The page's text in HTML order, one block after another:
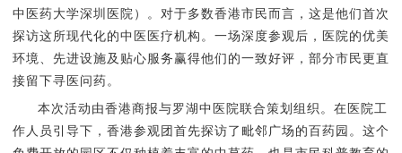
中医药大学深圳医院）。对于多数香港市民而言，这是他们首次
探访这所现代化的中医医疗机构。一场深度参观后，医院的优美
环境、先进设施及贴心服务赢得他们的一致好评，部分市民更直
接留下寻医问药。
本次活动由香港商报与罗湖中医院联合策划组织。在医院工
作人员引导下，香港参观团首先探访了毗邻广场的百药园。这个